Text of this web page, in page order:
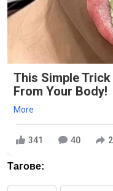
This Simple
From Your Body!
More
341 40
Тагове: